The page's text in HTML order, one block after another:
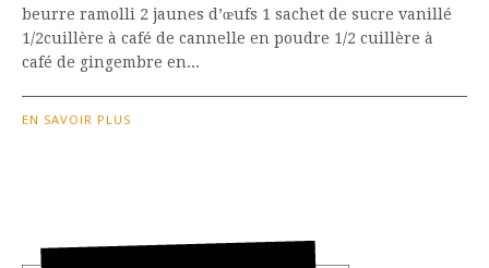
beurre ramolli 2 jaunes d’œufs 1 sachet de sucre vanillé
1/2cuillère à café de cannelle en poudre 1/2 cuillère à
café de gingembre en...
EN SAVOIR PLUS